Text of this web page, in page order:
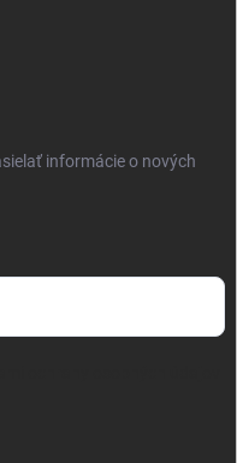
informácie o nových